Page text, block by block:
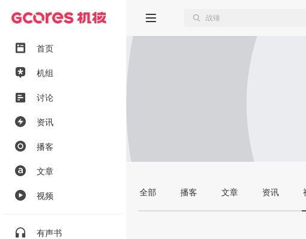
首页
机组
讨论
资讯
播客
文章
视频
有声书
全部 播客 文章 资讯